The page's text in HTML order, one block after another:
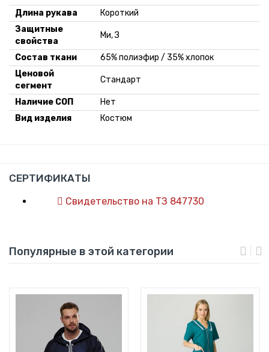
Длина рукава
Короткий
Защитные
свойства
Ми, З
Состав ткани
65% полиэфир / 35% хлопок
Ценовой
сегмент
Стандарт
Наличие СОП
Нет
Вид изделия
Костюм
СЕРТИФИКАТЫ
Свидетельство на ТЗ 847730
Популярные в этой категории